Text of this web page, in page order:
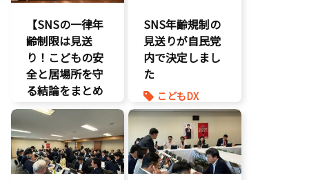
国会質疑
海賊版
知的財産
表現規制
質問主意書
【SNSの一律年
齢制限は見送
り！こどもの安
全と居場所を守
る結論をまとめ
ました】
こどもDX
こどもの権利
こども政策
SNS年齢規制の
見送りが自民党
内で決定しまし
た
こどもDX
こどもの権利
こども政策
ゲーム規制
表現規制